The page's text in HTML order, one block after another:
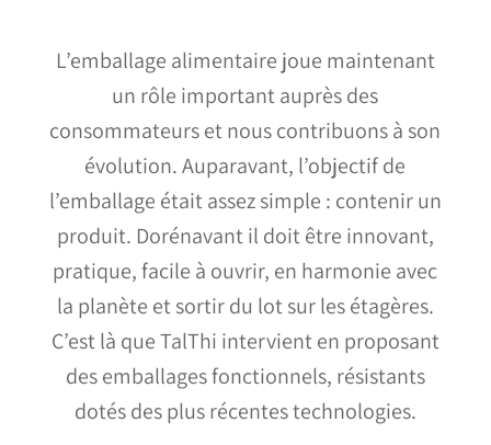
L’emballage alimentaire joue maintenant
un rôle important auprès des
consommateurs et nous contribuons à son
évolution. Auparavant, l’objectif de
l’emballage était assez simple : contenir un
produit. Dorénavant il doit être innovant,
pratique, facile à ouvrir, en harmonie avec
la planète et sortir du lot sur les étagères.
C’est là que TalThi intervient en proposant
des emballages fonctionnels, résistants
dotés des plus récentes technologies.